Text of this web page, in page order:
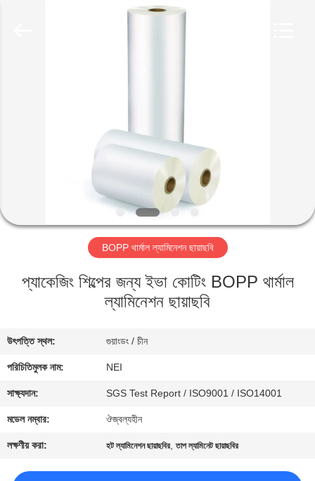
আমাদের
মান
নিয়ন্ত্রণ
যোগাযোগ
BOPP থার্মাল ল্যামিনেশন ছায়াছবি
প্যাকেজিং শিল্পের জন্য ইভা কোটিং BOPP থার্মাল
ল্যামিনেশন ছায়াছবি
উৎপত্তি স্থল: গুয়াংডং / চীন
পরিচিতিমুলক নাম: NEI
সাক্ষ্যদান: SGS Test Report / ISO9001 / ISO14001
মডেল নম্বার: ঔজ্বল্যহীন
লক্ষণীয় করা: হট ল্যামিনেশন ছায়াছবির,তাপ ল্যামিনেট ছায়াছবির